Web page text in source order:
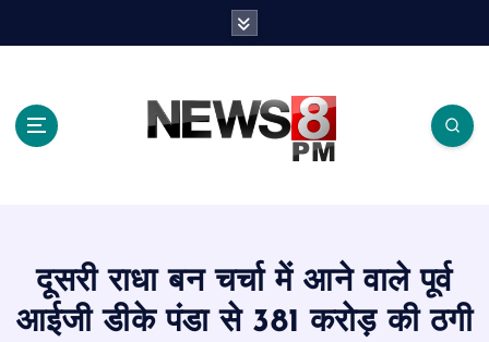
दूसरी राधा बन चर्चा में आने वाले पूर्व
आईजी डीके पंडा से 381 करोड़ की ठगी